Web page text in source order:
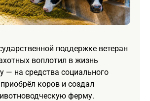
поддержке ветеран
воплотил в жизнь
на средства социального
коров и создал
ферму.